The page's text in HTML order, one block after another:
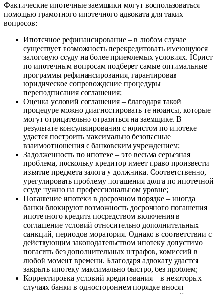
Фактические ипотечные заемщики могут воспользоваться
помощью грамотного ипотечного адвоката для таких
вопросов:
Ипотечное рефинансирование – в любом случае
существует возможность перекредитовать имеющуюся
залоговую ссуду на более приемлемых условиях. Юрист
по ипотечным вопросам подберет самые оптимальные
программы рефинансирования, гарантировав
юридическое сопровождение процедуры
переподписания соглашения;
Оценка условий соглашения – благодаря такой
процедуре можно диагностировать те нюансы, которые
могут отрицательно отразиться на заемщике. В
результате консультирования с юристом по ипотеке
удастся построить максимально безопасные
взаимоотношения с банковским учреждением;
Задолженность по ипотеке – это весьма серьезная
проблема, поскольку кредитор имеет право произвести
изъятие предмета залога у должника. Соответственно,
урегулировать проблему погашения долга по ипотечной
ссуде нужно на профессиональном уровне;
Погашение ипотеки в досрочном порядке – иногда
банки блокируют возможность досрочного погашения
ипотечного кредита посредством включения в
соглашение условий относительно дополнительных
санкций, периодов моратория. Однако в соответствии с
действующим законодательством ипотеку допустимо
погасить без дополнительных штрафов, комиссий в
любой момент времени. Благодаря адвокату удастся
закрыть ипотеку максимально быстро, без проблем;
Корректировка условий кредитования – в некоторых
случаях банки в одностороннем порядке вносят